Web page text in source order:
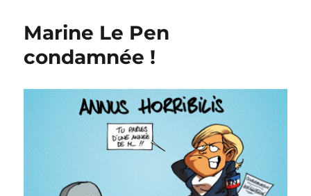
« Starter
Marine Le Pen
condamnée !